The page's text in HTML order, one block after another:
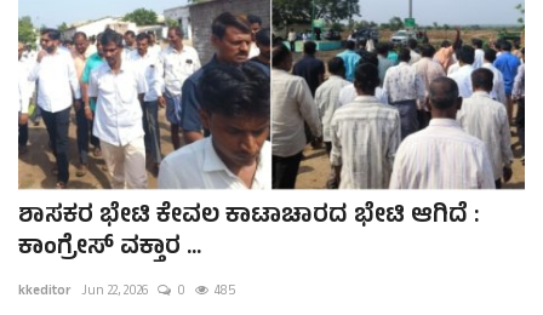
ಶಾಸಕರ ಭೇಟಿ ಕೇವಲ ಕಾಟಾಚಾರದ ಭೇಟಿ ಆಗಿದೆ :
ಕಾಂಗ್ರೇಸ್ ವಕ್ತಾರ ...
kkeditor Jun 22, 2026 0 485